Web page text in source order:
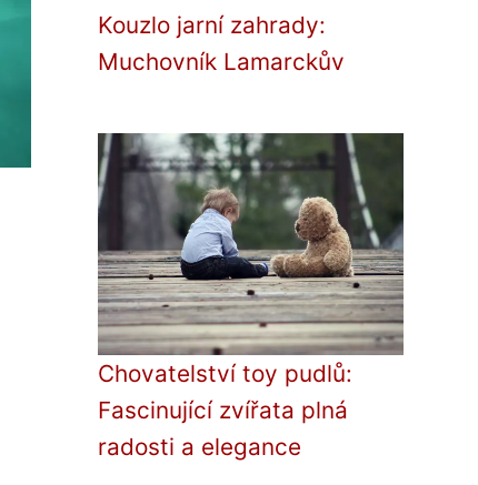
Kouzlo jarní zahrady:
Muchovník Lamarckův
Chovatelství toy pudlů:
Fascinující zvířata plná
radosti a elegance